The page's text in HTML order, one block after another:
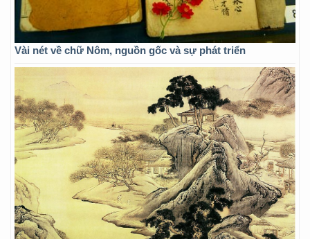
Vài nét về chữ Nôm, nguồn gốc và sự phát triển